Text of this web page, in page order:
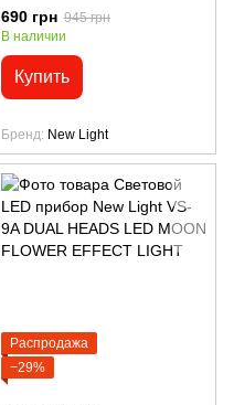
KALEIDOSCOPE EFFECT
LIGHT
690 грн 945 грн
В наличии
Купить
Бренд New Light
Распродажа
−29%